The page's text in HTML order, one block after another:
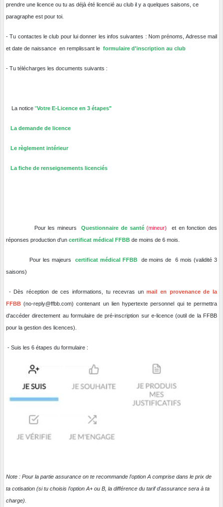
prendre une licence ou tu as déjà été licencié au club il y a quelques saisons, ce
paragraphe est pour toi.
- Tu contactes le club pour lui donner les infos suivantes : Nom prénoms, Adresse mail
et date de naissance en remplissant le formulaire d'inscription au club
- Tu télécharges les documents suivants :
La notice "Votre E-Licence en 3 étapes"
La demande de licence
Le règlement intérieur
La fiche de renseignements licenciés
Pour les mineurs Questionnaire de santé(mineur)
et en fonction des
réponses production d'un certificat médical FFBB de moins de 6 mois.
Pour les majeurs certificat médical FFBBde moins de 6 mois (validité 3
saisons)
- Dès réception de ces informations, tu recevras unmail en provenance de la
FFBB (no-reply@ffbb.com) contenant un lien hypertexte personnel qui te permettra
d'accéder directement au formulaire de pré-inscription sur e-licence (outil de la FFBB
pour la gestion des licences).
- Suis les 6 étapes du formulaire :
Note : Pour la partie assurance on te recommande l'option A comprise dans le prix de
ta cotisation (si tu choisis l'option A+ ou B, la différence du tarif d'assurance sera à ta
charge).